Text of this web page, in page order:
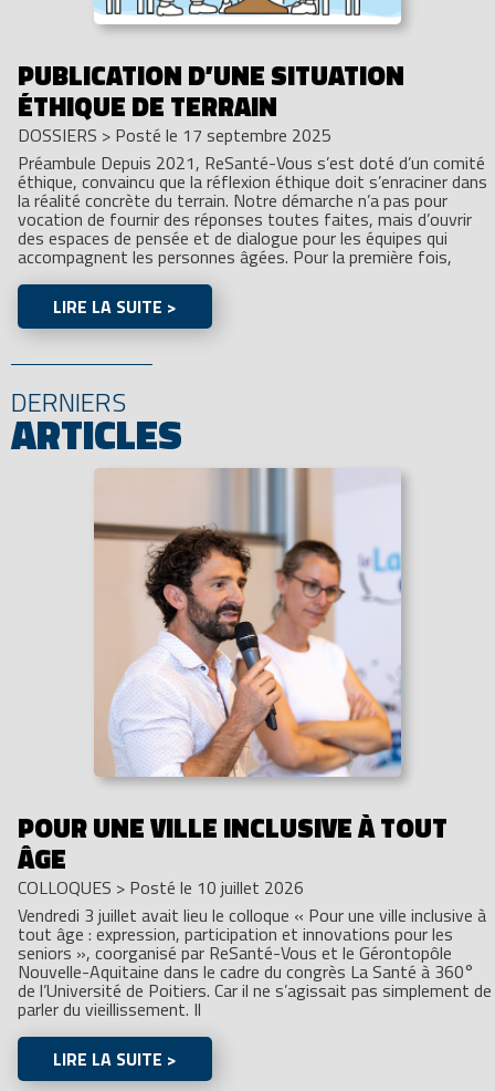
PUBLICATION D’UNE SITUATION
ÉTHIQUE DE TERRAIN
DOSSIERS > Posté le 17 septembre 2025
Préambule Depuis 2021, ReSanté-Vous s’est doté d’un comité
éthique, convaincu que la réflexion éthique doit s’enraciner dans
la réalité concrète du terrain. Notre démarche n’a pas pour
vocation de fournir des réponses toutes faites, mais d’ouvrir
des espaces de pensée et de dialogue pour les équipes qui
accompagnent les personnes âgées. Pour la première fois,
LIRE LA SUITE >
DERNIERS
ARTICLES
POUR UNE VILLE INCLUSIVE À TOUT
ÂGE
COLLOQUES > Posté le 10 juillet 2026
Vendredi 3 juillet avait lieu le colloque « Pour une ville inclusive à
tout âge : expression, participation et innovations pour les
seniors », coorganisé par ReSanté-Vous et le Gérontopôle
Nouvelle-Aquitaine dans le cadre du congrès La Santé à 360°
de l’Université de Poitiers. Car il ne s’agissait pas simplement de
parler du vieillissement. Il
LIRE LA SUITE >